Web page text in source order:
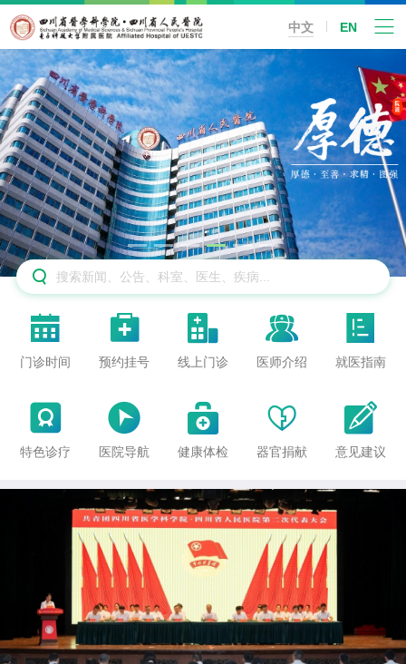
中文 EN


门诊时间

预约挂号

线上门诊

医师介绍

就医指南

特色诊疗

医院导航

健康体检

器官捐献

意见建议